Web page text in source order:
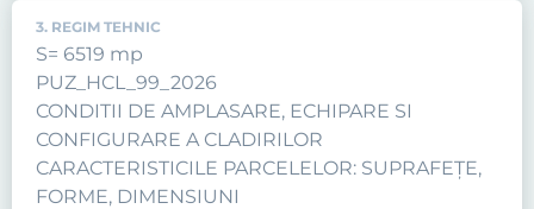
3. REGIM TEHNIC
S= 6519 mp
PUZ_HCL_99_2026
CONDITII DE AMPLASARE, ECHIPARE SI
CONFIGURARE A CLADIRILOR
CARACTERISTICILE PARCELELOR: SUPRAFEŢE,
FORME, DIMENSIUNI